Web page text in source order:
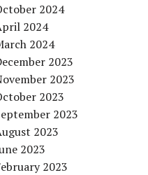
2024
2024
2024
2023
2023
2023
2023
2023
2023
2023